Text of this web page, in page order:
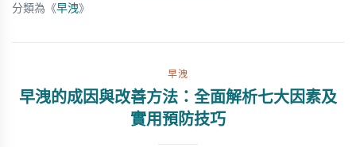
分類為《早洩》
早洩
早洩的成因與改善方法：全面解析七大因素及
實用預防技巧